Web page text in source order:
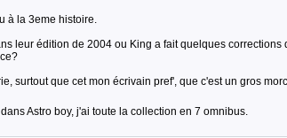
à la 3eme histoire.
leur édition de 2004 ou King a fait quelques corrections
surtout que cet mon écrivain pref', que c'est un gros
Astro boy, j'ai toute la collection en 7 omnibus.